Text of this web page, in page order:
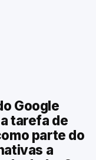
Google
tarefa de
parte do
a